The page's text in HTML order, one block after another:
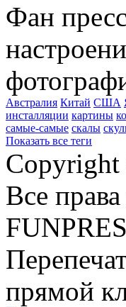
Фан
Австралия Китай США
инсталляции картины
самые-самые скалы
Показать все теги
Все
прямой